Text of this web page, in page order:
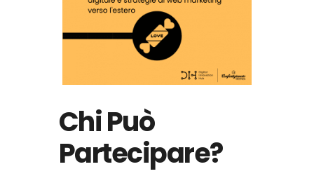
Chi Può
Partecipare?